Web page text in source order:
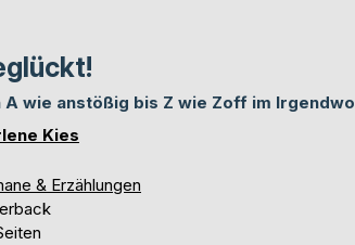
A wie anstößig bis Z wie Zoff im Irgendwo
Kies
& Erzählungen